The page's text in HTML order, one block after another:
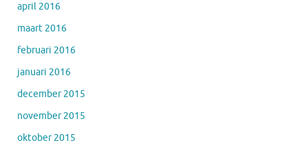
april 2016
maart 2016
februari 2016
januari 2016
december 2015
november 2015
oktober 2015